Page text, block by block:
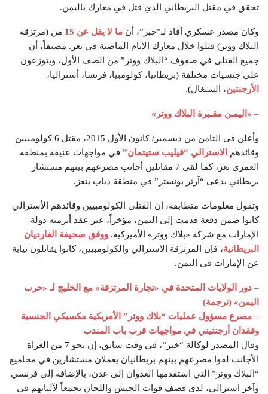
تحقق في مقتل البريطاني الذي قتل في معارك باليمن.
وكان مصدر عسكري أفاد لـ”خبر”، أن ما لا يقل عن 15
من (مرتزقة
البلاك ووتر) قتلوا خلال معارك الأيام الماضية في تعز. مضيفاً، أن
جميع القتلى في صفوف “البلاك ووتر” من الصف الأول، ويتوزعون
على جنسيات مختلفة (بريطانيا، كولومبيا، فرنسا، أستراليا،
الأرجنتين، السنغال).
– «اليمـن مقـبرة البلاك ووتر»
وأعلن في الثامن من ديسمبر/ كانون الأول 2015، مقتل 6 كولومبيين
وقائدهم
الاسترالي “فيليب ستيتمان” في مواجهات عنيفة بمنطقة
العمري تعز، كما لقي 7 مقاتلين أجانب مصرعهم بينهم مستشار
بريطاني يدعى “آرثر بونستر” في منطقة ذباب بتعز.
وتقول معلومات متطابقة، إن القتلى الكولومبيين وقائدهم الأسترالي
كانوا ضمن دفعة قدمت إلى اليمن، مؤخراً، عبر عقد أبرمته دولة
الإمارات مع شركة «بلاك ووتر» الأميركية. ووفق صحيفة الغارديان
البريطانية، فإن المرتزقة الاسترالي والكولومبيين، كانوا يقاتلون نيابة
عن الإمارات في اليمن.
– دور الولايات المتحدة في «تجارة المرتزقة» مع الخليج لـ «حرب
اليمن» (ترجمة)
– مصرع مسؤول عمليات “بلاك ووتر” الأمريكية مكسيكي الجنسية
وفقدان أرجنتيني في مواجهات قرب باب المندب
وقال المصدر لوكالة “خبر”، في وقت سابق، إن نحو 7 من الغزاة
الأجانب لقوا مصرعهم بينهم بريطانيان يعملان مستشارين في مجاميع
“البلاك ووتر” التي استقدمها العدوان إلى عدن، بالإضافة إلى فرنسي
وآخر استرالي، لدى قصف قوات الجيش واللجان تجمعاً لآلياتهم في